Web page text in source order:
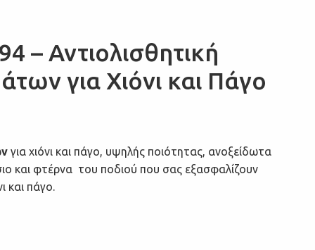
– Αντιολισθητική
για Χιόνι και Πάγο
για χιόνι και πάγο, υψηλής ποιότητας, ανοξείδωτα
και φτέρνα του ποδιού που σας εξασφαλίζουν
και πάγο.